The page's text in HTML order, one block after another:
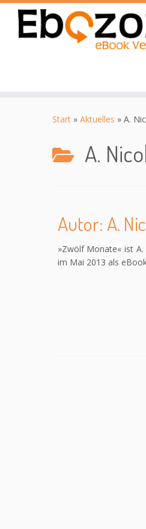
Start » Aktuelles » A.
A.
Autor: A.
»Zwölf Monate« ist
im Mai 2013 als